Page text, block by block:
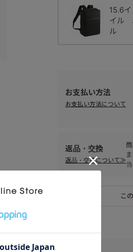
15.6
イル
ル
こ
返品・交換
返品・交換について≫
お支払い方法
お支払い方法について